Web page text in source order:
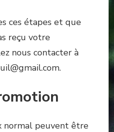
ces étapes et que
reçu votre
nous contacter à
normal peuvent être